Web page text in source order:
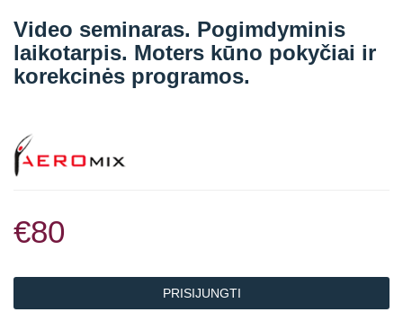
Video seminaras. Pogimdyminis
laikotarpis. Moters kūno pokyčiai ir
korekcinės programos.
€80
PRISIJUNGTI